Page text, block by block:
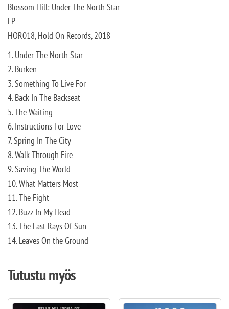
Blossom Hill: Under The North Star
LP
HOR018, Hold On Records, 2018
1. Under The North Star
2. Burken
3. Something To Live For
4. Back In The Backseat
5. The Waiting
6. Instructions For Love
7. Spring In The City
8. Walk Through Fire
9. Saving The World
10. What Matters Most
11. The Fight
12. Buzz In My Head
13. The Last Rays Of Sun
14. Leaves On the Ground
Tutustu myös